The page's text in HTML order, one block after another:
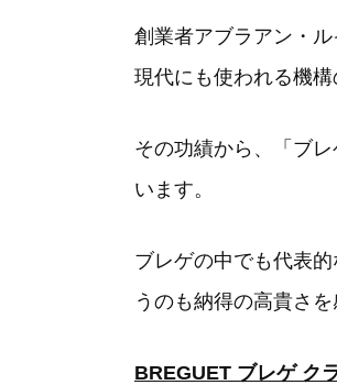
創業者アブラアン・
現代にも使われる機構
その功績から、「ブ
います。
ブレゲの中でも代表
うのも納得の高貴さを
BREGUET ブレゲ ク